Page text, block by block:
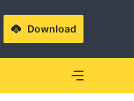
Download